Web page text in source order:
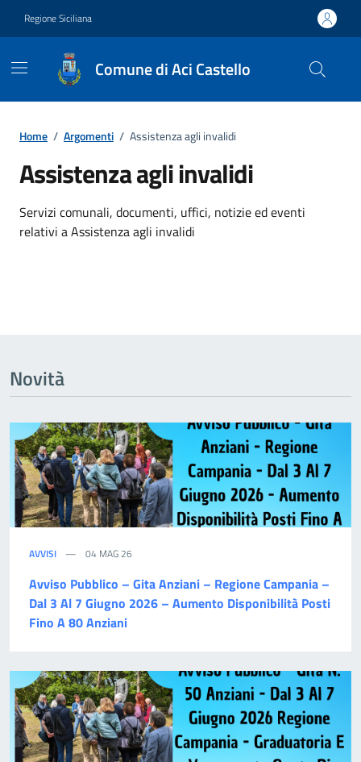
Regione Siciliana
Comune di Aci Castello
Home / Argomenti / Assistenza agli invalidi
Assistenza agli invalidi
Dettagli dell'argomento
Servizi comunali, documenti, uffici, notizie ed eventi
relativi a Assistenza agli invalidi
Novità
AVVISI 04 MAG 26
Avviso Pubblico – Gita Anziani – Regione Campania –
Dal 3 Al 7 Giugno 2026 – Aumento Disponibilità Posti
Fino A 80 Anziani